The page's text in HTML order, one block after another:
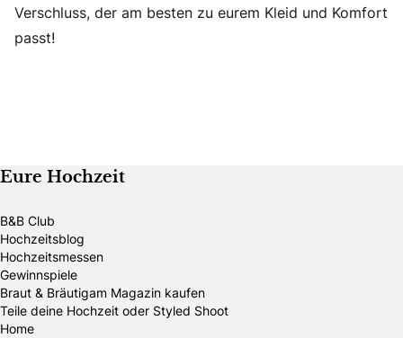
Verschluss, der am besten zu eurem Kleid und Komfort
passt!
Eure Hochzeit
B&B Club
Hochzeitsblog
Hochzeitsmessen
Gewinnspiele
Braut & Bräutigam Magazin kaufen
Teile deine Hochzeit oder Styled Shoot
Home